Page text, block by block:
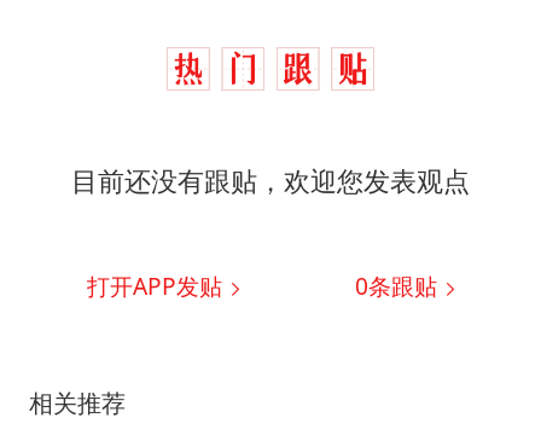
目前还没有跟贴，欢迎您发表观点
打开APP发贴 0条跟贴
相关推荐